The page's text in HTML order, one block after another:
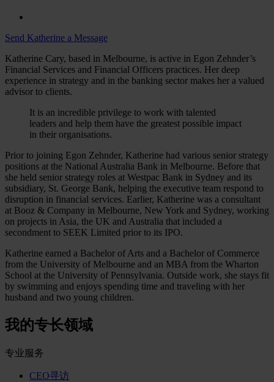
Send Katherine a Message
Katherine Cary, based in Melbourne, is active in Egon Zehnder’s
Financial Services and Financial Officers practices. Her deep
experience in strategy and in the banking sector makes her a valued
advisor to clients.
It is an incredible privilege to work with talented
leaders and help them have the greatest possible impact
in their organisations.
Prior to joining Egon Zehnder, Katherine had various senior strategy
positions at the National Australia Bank in Melbourne. Before that
she held senior strategy roles at Westpac Bank in Sydney and its
subsidiary, St. George Bank, helping the executive team respond to
disruption in financial services. Earlier, Katherine was a consultant
at Booz & Company in Melbourne, New York and Sydney, working
on projects in Asia, the UK and Australia that included a
secondment to SEEK Limited prior to its IPO.
Katherine earned a Bachelor of Arts and a Bachelor of Commerce
from the University of Melbourne and an MBA from the Wharton
School at the University of Pennsylvania. Outside work, she stays fit
by swimming and enjoys spending time and traveling with her
husband and two young children.
我的专长领域
专业服务
CEO寻访